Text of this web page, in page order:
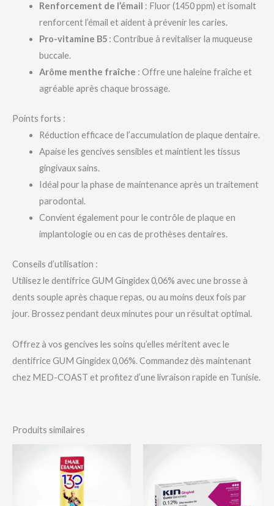
Renforcement de l’émail : Fluor (1450 ppm) et isomalt
renforcent l’émail et aident à prévenir les caries.
Pro-vitamine B5: Contribue à revitaliser la muqueuse
buccale.
Arôme menthe fraîche : Offre une haleine fraîche et
agréable après chaque brossage.
Points forts :
Réduction efficace de l’accumulation de plaque dentaire.
Apaise les gencives sensibles et maintient les tissus
gingivaux sains.
Idéal pour la phase de maintenance après un traitement
parodontal.
Convient également pour le contrôle de plaque en
implantologie ou en cas de prothèses dentaires.
Conseils d’utilisation :
Utilisez le dentifrice GUM Gingidex 0,06% avec une brosse à
dents souple après chaque repas, ou au moins deux fois par
jour. Brossez pendant deux minutes pour un résultat optimal.
Offrez à vos gencives les soins qu’elles méritent avec le
dentifrice GUM Gingidex 0,06%. Commandez dès maintenant
chez MED-COAST et profitez d’une livraison rapide en Tunisie.
Produits similaires